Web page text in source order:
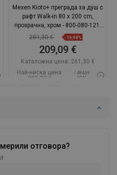
отговора?
Mexen Kioto+ преграда за душ с
рафт Walk-in 80 x 200 cm,
прозрачна, хром - 800-080-121-
01-00
261,30 € -19,98%
209,09 €
Каталожна цена: 261,30 €
Най-ниска цена:
209,09 €
/ 484,69
BGN
Добави в количката